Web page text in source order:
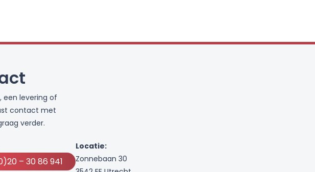
een levering of
contact met
verder.
– 30 86 941
Locatie:
Zonnebaan 30